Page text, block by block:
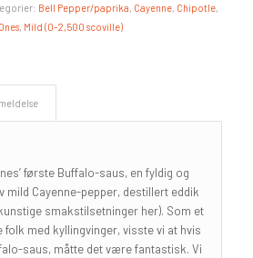
Bell Pepper/paprika, Cayenne, Chipotle,
, Mild (0-2,500 scoville)
første Buffalo-saus, en fyldig og
mild Cayenne-pepper, destillert eddik
smakstilsetninger her). Som et
folk med kyllingvinger, visste vi at hvis
saus, måtte det være fantastisk. Vi